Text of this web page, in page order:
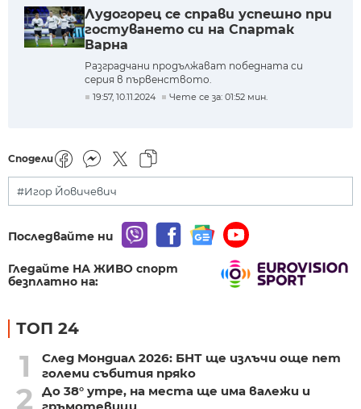
Лудогорец се справи успешно при
гостуването си на Спартак
Варна
Разградчани продължават победната си
серия в първенството.
19:57, 10.11.2024 Чете се за: 01:52 мин.
Сподели
#Игор Йовичевич
Последвайте ни
Гледайте НА ЖИВО спорт
безплатно на:
ТОП 24
1
След Мондиал 2026: БНТ ще излъчи още пет
големи събития пряко
2
До 38° утре, на места ще има валежи и